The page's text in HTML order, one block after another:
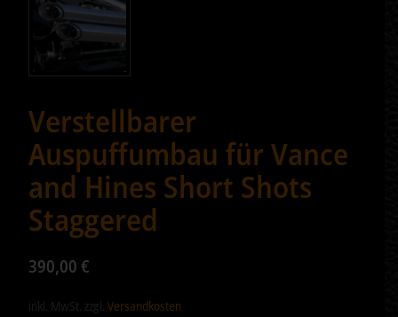
Verstellbarer
Auspuffumbau für Vance
and Hines Short Shots
Staggered
390,00€
inkl. MwSt. zzgl.Versandkosten